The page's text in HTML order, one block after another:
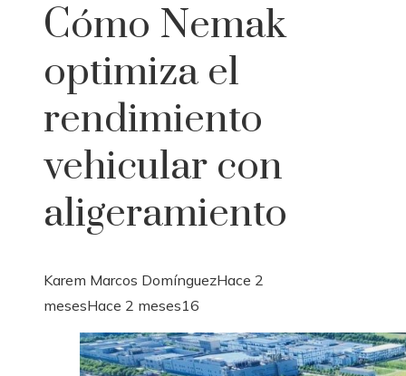
Cómo Nemak
optimiza el
rendimiento
vehicular con
aligeramiento
Karem Marcos DomínguezHace 2
mesesHace 2 meses16